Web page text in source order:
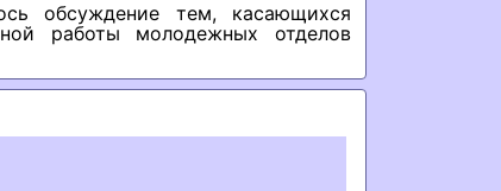
обсуждение тем, касающихся
работы молодежных отделов